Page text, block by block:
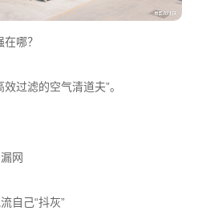
哪？
过滤的空气清道夫”。
网
自己“抖灰”